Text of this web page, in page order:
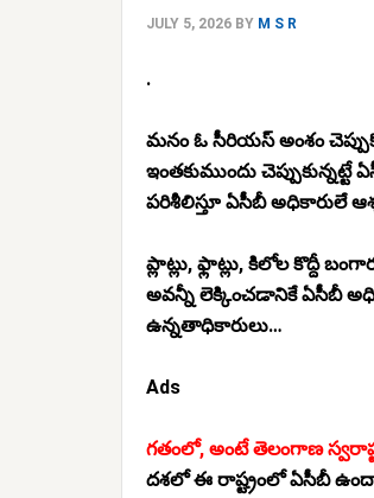
JULY 5, 2026 BY M S R
.
మనం ఓ సీరియస్ అంశం
ఇంతకుముందు
పరిశీలిస్తూ ఏసీబీ అధికారులే
ప్లాట్లు, ఫ్లాట్లు, కిలోల కొద్దీ
అవన్నీ లెక్కించడానికే ఏసీబీ
ఉన్నతాధికారులు…
Ads
గతంలో, అంటే తెలంగాణ
దశలో ఈ రాష్ట్రంలో ఏసీబీ